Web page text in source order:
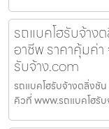
รถแบคโฮรับจ้าง
อาชีพ ราคาคุ้มค่
รับจ้าง.com
รถแบคโฮรับจ้างตลิ่งชั
คิวที่ www.รถแบคโฮรั